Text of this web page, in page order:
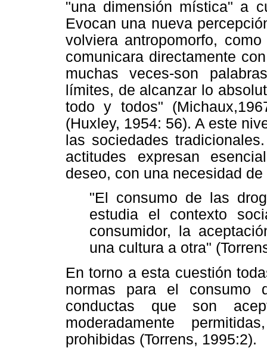
"una dimensión mística" a
Evocan una nueva
volviera antropomorfo,
comunicara directamente
muchas veces-son
límites, de alcanzar lo
todo y todos"
(Huxley, 1954: 56). A este
las sociedades
actitudes expresan
deseo, con una necesidad
"El consumo de las
estudia el contexto
consumidor, la
una cultura a otra"
En torno a esta cuestión
normas para el
conductas que son
moderadamente
prohibidas (Torrens, 1995:2).